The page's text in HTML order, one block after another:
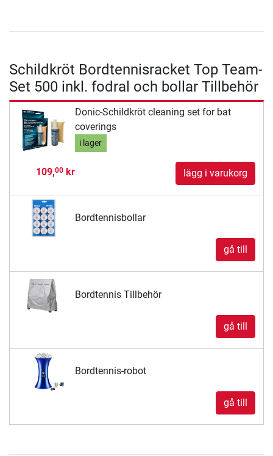
Schildkröt Bordtennisracket Top Team-
Set 500 inkl. fodral och bollar Tillbehör
Donic-Schildkröt cleaning set for bat
coverings
i lager
109,00kr lägg i varukorg
Bordtennisbollar
gå till
Bordtennis Tillbehör
gå till
Bordtennis-robot
gå till